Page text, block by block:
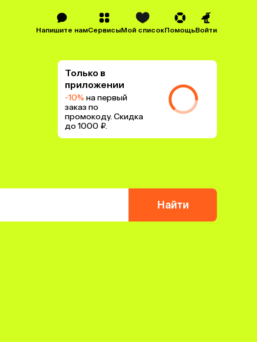
Напишите намСервисыМой списокПомощьВойти
Только в
приложении
-10% на первый
заказ по
промокоду. Скидка
до 1000 ₽.
Найти